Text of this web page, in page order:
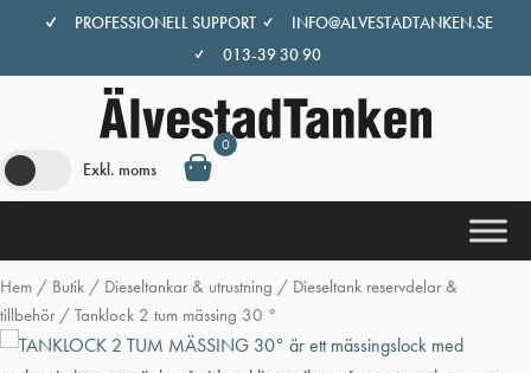
innehåll
PROFESSIONELL SUPPORT
INFO@ALVESTADTANKEN.SE
013-39 30 90
Exkl. moms
0
Hem / Butik / Dieseltankar & utrustning / Dieseltank reservdelar &
tillbehör/ Tanklock 2 tum mässing 30 °